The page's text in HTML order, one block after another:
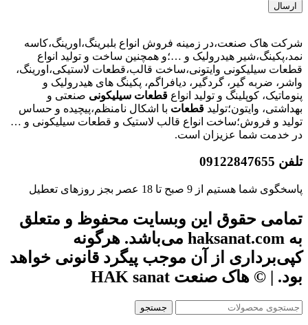
ارسال
شرکت هاک صنعت،در زمینه فروش انواع بلبرینگ،اورینگ،کاسه
نمد،پکینگ،شیر هیدرولیک و …؛و همچنین ساخت و تولید انواع
قطعات سیلیکونی وایتونی،ساخت قالب،قطعات لاستیکی،اورینگ،
واشر، ضربه گیر، گردگیر، دیافراگم، پکینگ های هیدرولیک و
پنوماتیک، کوپلینگ و تولید انواع قطعات سیلیکونی صنعتی و
بهداشتی، وایتون؛تولید قطعات با اشکال نامنظم،پیچیده و حساس
تولید و فروش؛ساخت انواع قالب لاستیک و قطعات سیلیکونی و …
در خدمت شما عزیزان است.
تلفن 09122847655
پاسخگوی شما هستیم از 9 صبح تا 18 عصر بجز روزهای تعطیل
تمامی حقوق این وبسایت محفوظ و متعلق
به haksanat.com می‌باشد. هرگونه
کپی‌برداری از آن موجب پیگرد قانونی خواهد
بود. | © هاک صنعت HAK sanat
جستجو